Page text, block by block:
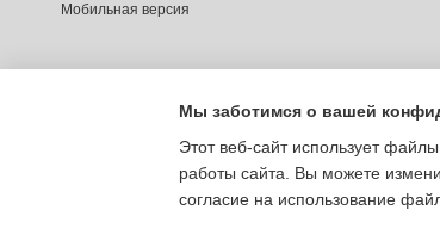
Мобильная версия
Мы заботимся о вашей
Этот веб-сайт использует
работы сайта. Вы можете
согласие на использование